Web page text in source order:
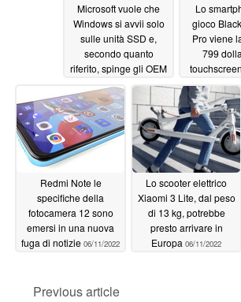
Microsoft vuole che
Windows si avvii solo
sulle unità SSD e,
secondo quanto
riferito, spinge gli OEM
a liberarsi delle unità di
avvio HDD entro il
202306/11/2022
Lo
gioco
Pro viene
799
144 Hz,
Hz,
camera di
ricarica
e SoC
Gen 1 a 4 nm
Redmi Note le
specifiche della
fotocamera 12 sono
emersi in una nuova
fuga di notizie 06/11/2022
Lo scooter elettrico
Xiaomi 3 Lite, dal peso
di 13 kg, potrebbe
presto arrivare in
Europa 06/11/2022
Previous article